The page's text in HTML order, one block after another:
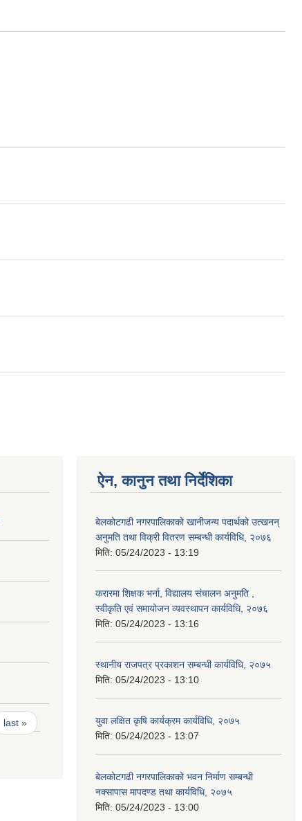
last »
ऐन, कानुन तथा निर्देशिका
बेलकोटगढी नगरपालिकाको खानीजन्य पदार्थको उत्खनन्
अनुमति तथा विक्री वितरण सम्बन्धी कार्यविधि, २०७६
मिति: 05/24/2023 - 13:19
करारमा शिक्षक भर्ना, विद्यालय संचालन अनुमति ,
स्वीकृति एवं समायोजन व्यवस्थापन कार्यविधि, २०७६
मिति: 05/24/2023 - 13:16
स्थानीय राजपत्र प्रकाशन सम्बन्धी कार्यविधि, २०७५
मिति: 05/24/2023 - 13:10
युवा लक्षित कृषि कार्यक्रम कार्यविधि, २०७५
मिति: 05/24/2023 - 13:07
बेलकोटगढी नगरपालिकाको भवन निर्माण सम्बन्धी
नक्सापास मापदण्ड तथा कार्यविधि, २०७५
मिति: 05/24/2023 - 13:00